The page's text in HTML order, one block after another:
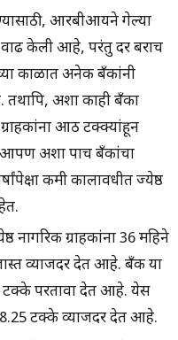
आरबीआयने गेल्या
वाढ केली आहे, परंतु दर बराच
काळात अनेक बँकांनी
अशा काही बँका
आठ टक्क्यांहून
अशा पाच बँकांचा
कमी कालावधीत ज्येष्ठ
नागरिक ग्राहकांना 36 महिने
व्याजदर देत आहे. बँक या
परतावा देत आहे. येस
8.25 टक्के व्याजदर देत आहे.